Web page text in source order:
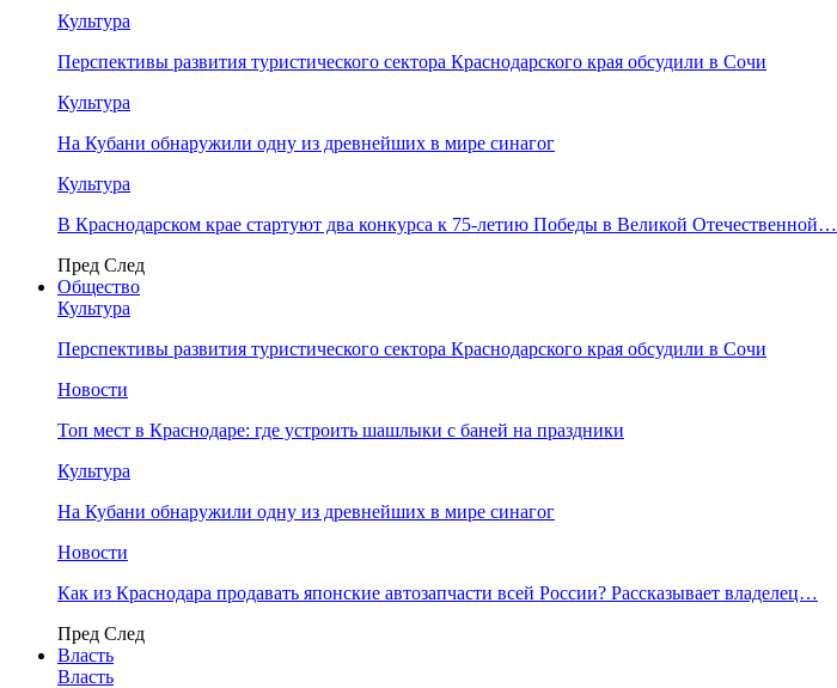
Культура
Перспективы развития туристического сектора Краснодарского края обсудили в Сочи
Культура
На Кубани обнаружили одну из древнейших в мире синагог
Культура
В Краснодарском крае стартуют два конкурса к 75-летию Победы в Великой Отечественной…
Пред След
Общество
Культура
Перспективы развития туристического сектора Краснодарского края обсудили в Сочи
Новости
Топ мест в Краснодаре: где устроить шашлыки с баней на праздники
Культура
На Кубани обнаружили одну из древнейших в мире синагог
Новости
Как из Краснодара продавать японские автозапчасти всей России? Рассказывает владелец…
Пред След
Власть
Власть